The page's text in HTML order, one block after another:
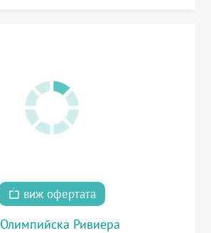
виж офертата
Олимпийска Ривиера